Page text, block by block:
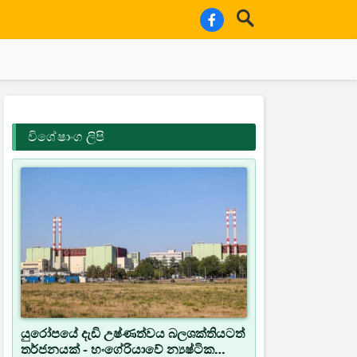
විශේෂාංග ලිපි
යුරෝපයේ දැඩි උෂ්ණත්වය බලශක්තියටත්
තර්ජනයක් - හංගේරියාවේ න්‍යෂ්ටික